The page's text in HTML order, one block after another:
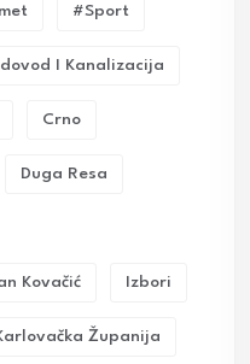
#sport
I Kanalizacija
Crno
Duga Resa
Kovačić Izbori
Županija